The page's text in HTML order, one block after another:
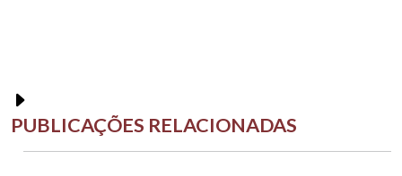
PUBLICAÇÕES RELACIONADAS